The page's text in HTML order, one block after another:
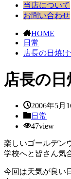
当店について
お問い合わせ
HOME
日常
店長の日焼
店長の
2006年5月
日常
47view
楽しいゴールデン
学校へと皆さん気
今回は天気が良い